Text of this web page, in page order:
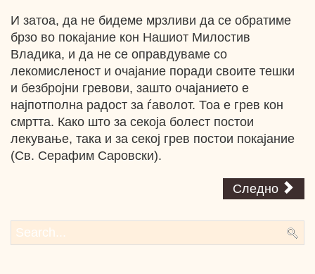
И затоа, да не бидеме мрзливи да се обратиме
брзо во покајание кон Нашиот Милостив
Владика, и да не се оправдуваме со
лекомисленост и очајание поради своите тешки
и безбројни гревови, зашто очајанието е
најпотполна радост за ѓаволот. Тоа е грев кон
смртта. Како што за секоја болест постои
лекување, така и за секој грев постои покајание
(Св. Серафим Саровски).
Следно